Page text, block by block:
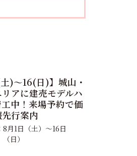
土)〜16(日)】城山・
アに建売モデルハ
中！来場予約で価
行案内
8月1日（土）〜16日
（日）